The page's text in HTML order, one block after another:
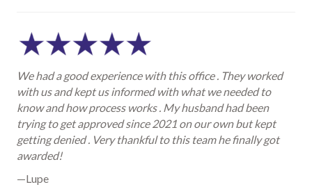
We had a good experience with this office . They worked
with us and kept us informed with what we needed to
know and how process works . My husband had been
trying to get approved since 2021 on our own but kept
getting denied . Very thankful to this team he finally got
awarded!
—Lupe